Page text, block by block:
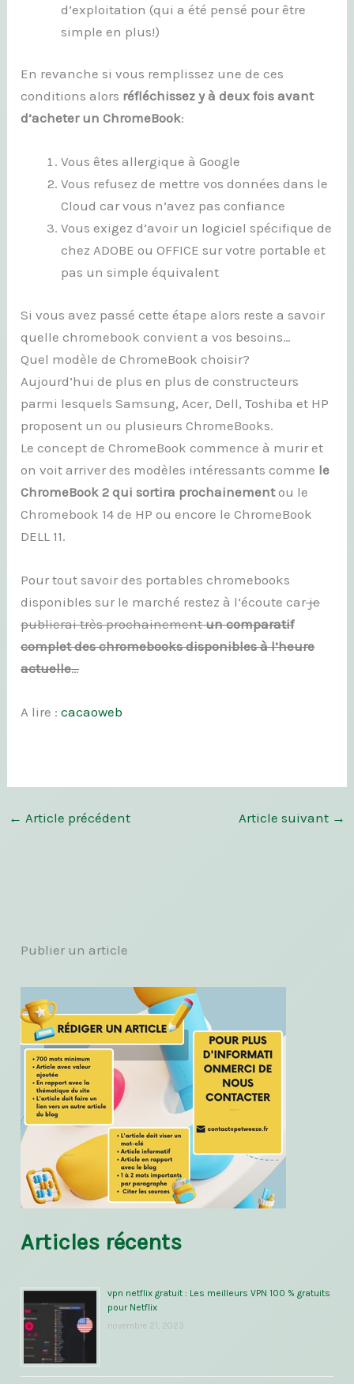
d’exploitation (qui a été pensé pour être
simple en plus!)
En revanche si vous remplissez une de ces
conditions alors réfléchissez y à deux fois avant
d’acheter un ChromeBook:
Vous êtes allergique à Google
Vous refusez de mettre vos données dans le
Cloud car vous n’avez pas confiance
Vous exigez d’avoir un logiciel spécifique de
chez ADOBE ou OFFICE sur votre portable et
pas un simple équivalent
Si vous avez passé cette étape alors reste a savoir
quelle chromebook convient a vos besoins…
Quel modèle de ChromeBook choisir?
Aujourd’hui de plus en plus de constructeurs
parmi lesquels Samsung, Acer, Dell, Toshiba et HP
proposent un ou plusieurs ChromeBooks.
Le concept de ChromeBook commence à murir et
on voit arriver des modèles intéressants comme le
ChromeBook 2 qui sortira prochainementou le
Chromebook 14 de HP ou encore le ChromeBook
DELL 11.
Pour tout savoir des portables chromebooks
disponibles sur le marché restez à l’écoute carje
publierai très prochainementun comparatif
complet des chromebooks disponibles à l’heure
actuelle…
A lire : cacaoweb
← Article précédent Article suivant →
Publier un article
Articles récents
vpn netflix gratuit : Les meilleurs VPN 100 % gratuits
pour Netflix
novembre 21, 2023